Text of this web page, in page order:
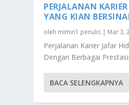
PERJALANAN
YANG KIAN
oleh mimin1 penulis | Mar 3,
Perjalanan Karier Jafar
Dengan Berbagai
BACA SELENGKAPNYA